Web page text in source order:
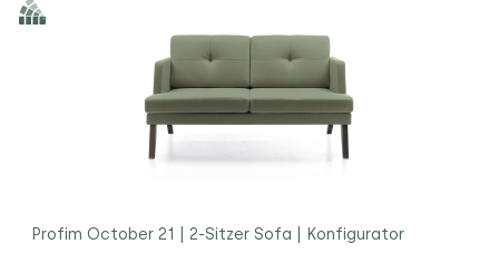
Profim October 21 | 2-Sitzer Sofa | Konfigurator